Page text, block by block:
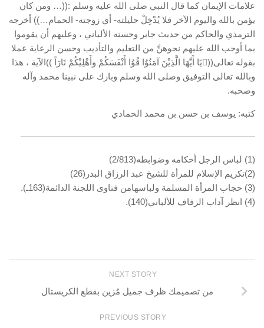
علامات الإيمان كما قال النبي صلى الله عليه وسلم :((… ومن كان
يؤمن بالله واليوم الآخر فلا يُدْخِلْ حليلته- أي زوجته- الحمام…)) أخرجه
الترمذي والحاكم من حديث جابر وحسنه الألباني ، وعليهم أن يقوموا
بما أوجب الله عليهم نحوهنَّ من التعليم والتأديب وحسن الرعاية عملا
بقوله تعالى((يَا أَيَّهَا الَّذِيْنَ آمَنُوُا قُوُا أَنْفَسَكُمْ وأَهْلِيْكُمْ نَارَاً ))الآية ، هذا
وبالله تعالى التوفيق وصلى الله وسلم وبارك على نبينا محمد وآله
وصحبه.
كتبه: يوسف بن حسن بن محمد الحمادي
——————————————————————————–
(1) لباس الرجل أحكامه وضوابطه(2/813)
(2)تكريم الإسلام للمرأة للشيخ عبد الرزاق البدر(26)
(3) حجاب المرأة المسلمة ولباسهامن فتاوى اللجنة الدائمة(163ـ).
(4) انظر آداب الزفاف للألباني(140).
NEXT STORY
من تصميمك ظرف جميل مُزين بقطع الكريستال
PREVIOUS STORY